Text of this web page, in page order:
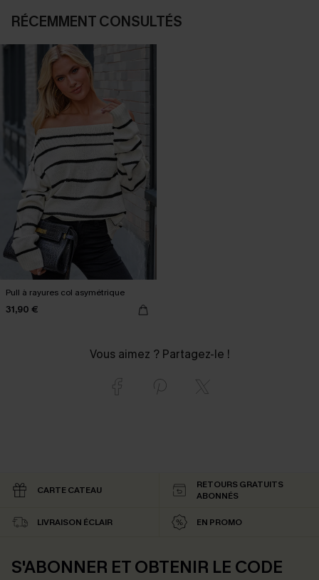
RÉCEMMENT CONSULTÉS
Pull à rayures col asymétrique
31,90 €
Vous aimez ? Partagez-le !
CARTE CATEAU
RETOURS GRATUITS
ABONNÉS
LIVRAISON ÉCLAIR EN PROMO
S'ABONNER ET OBTENIR LE CODE